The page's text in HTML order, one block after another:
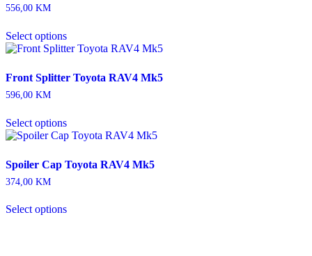
556,00 KM
Select options
Front Splitter Toyota RAV4 Mk5
596,00 KM
Select options
Spoiler Cap Toyota RAV4 Mk5
374,00 KM
Select options